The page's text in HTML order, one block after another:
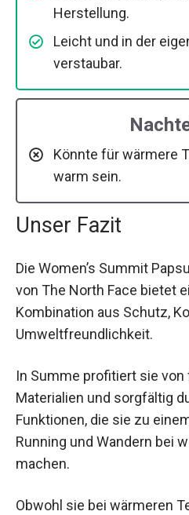
Herstellung.
Leicht und in der
verstaubar.
Könnte für wärmere
warm sein.
Unser Fazit
Die Women’s Summit
von The North Face bietet
Kombination aus Schutz,
Umweltfreundlichkeit.
In Summe profitiert sie
Materialien und sorgfältig
Funktionen, die sie zu
Running und Wandern bei
machen.
Obwohl sie bei wärmeren